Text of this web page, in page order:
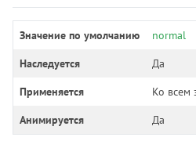
Значение по умолчанию
normal
Наследуется
Да
Применяется
Ко всем
Анимируется
Да
:indeterminate
:lang()
:last-child
:last-of-type